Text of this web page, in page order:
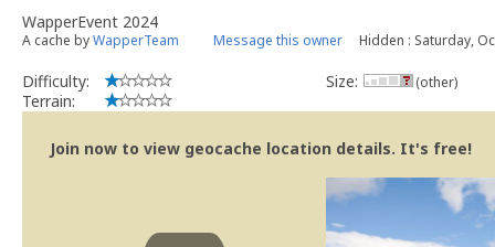
WapperEvent 2024
A cache byWapperTeam Message this owner Hidden : Saturday,
Difficulty:
Terrain:
Size: (other)
Join now to view geocache location details. It's free!